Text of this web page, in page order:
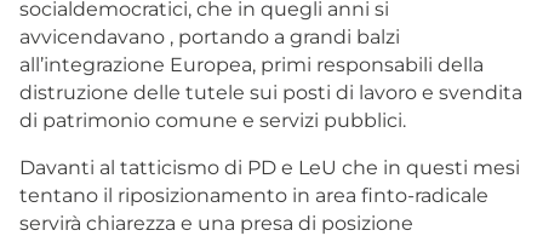
socialdemocratici, che in quegli anni si
avvicendavano , portando a grandi balzi
all’integrazione Europea, primi responsabili della
distruzione delle tutele sui posti di lavoro e svendita
di patrimonio comune e servizi pubblici.
Davanti al tatticismo di PD e LeU che in questi mesi
tentano il riposizionamento in area finto-radicale
servirà chiarezza e una presa di posizione